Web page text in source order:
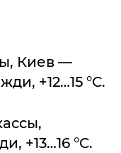
Киев —
+12…15 °C.
+13…16 °C.